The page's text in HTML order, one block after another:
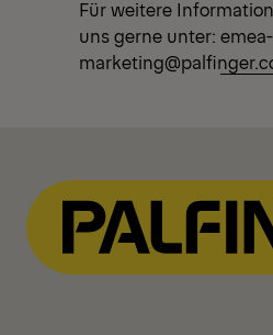
Für weitere
uns gerne unter: emea-